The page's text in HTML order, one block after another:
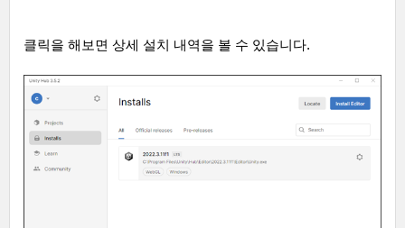
클릭을 해보면 상세 설치 내역을 볼 수 있습니다.